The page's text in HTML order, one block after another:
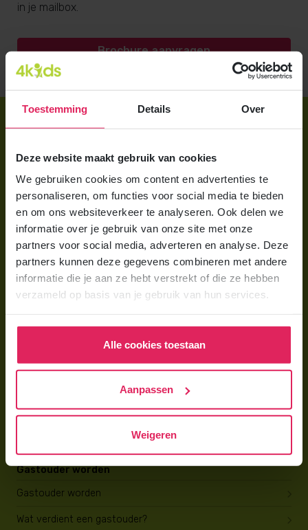
Toestemming Details Over
Deze website maakt gebruik van cookies
We gebruiken cookies om content en advertenties te
personaliseren, om functies voor social media te bieden
en om ons websiteverkeer te analyseren. Ook delen we
informatie over je gebruik van onze site met onze
partners voor social media, adverteren en analyse. Deze
partners kunnen deze gegevens combineren met andere
informatie die je aan ze hebt verstrekt of die ze hebben
verzameld op basis van je gebruik van hun services.
Alle cookies toestaan
Aanpassen
Weigeren
in je mailbox.
Brochure aanvragen
Brochure aanvragen
Berekening maken
Wat is gastouderopvang?
Wat kost een gastouder?
Gastouder worden
Gastouder worden
Wat verdient een gastouder?